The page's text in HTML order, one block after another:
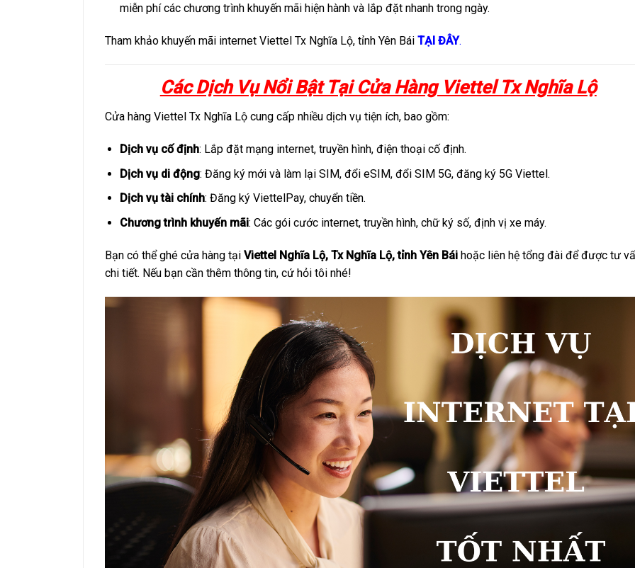
miễn phí các chương trình khuyến mãi hiện hành và lắp đặt nhanh trong ngày.
Tham khảo khuyến mãi internet Viettel Tx Nghĩa Lộ, tỉnh Yên Bái TẠI ĐÂY.
Các Dịch Vụ Nổi Bật Tại Cửa Hàng Viettel Tx Nghĩa Lộ
Cửa hàng Viettel Tx Nghĩa Lộ cung cấp nhiều dịch vụ tiện ích, bao gồm:
Dịch vụ cố định: Lắp đặt mạng internet, truyền hình, điện thoại cố định.
Dịch vụ di động: Đăng ký mới và làm lại SIM, đổi eSIM, đổi SIM 5G, đăng ký 5G Viettel.
Dịch vụ tài chính: Đăng ký ViettelPay, chuyển tiền.
Chương trình khuyến mãi: Các gói cước internet, truyền hình, chữ ký số, định vị xe máy.
Bạn có thể ghé cửa hàng tại Viettel Nghĩa Lộ, Tx Nghĩa Lộ, tỉnh Yên Bái hoặc liên hệ tổng đài để được tư
chi tiết. Nếu bạn cần thêm thông tin, cứ hỏi tôi nhé!